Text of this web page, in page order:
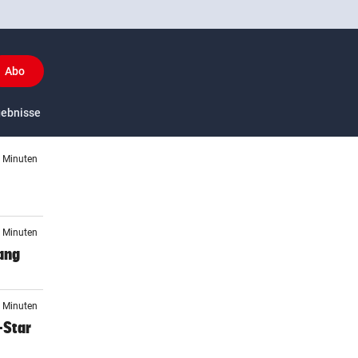
Abo
US-Sport
Minuten
Minuten
Minuten